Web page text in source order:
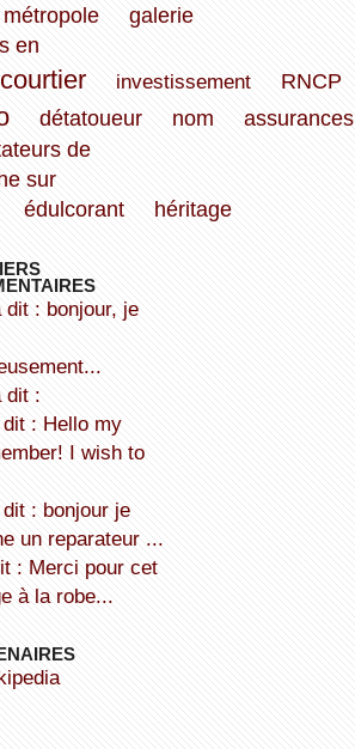
métropole
galerie
en
courtier investissement RNCP
détatoueur nom assurances
de
sur
édulcorant héritage
dit :
I wish to
un reparateur ...
à la robe...